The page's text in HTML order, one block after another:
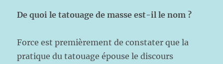
De quoi le tatouage de masse est-il le nom ?
Force est premièrement de constater que la
pratique du tatouage épouse le discours